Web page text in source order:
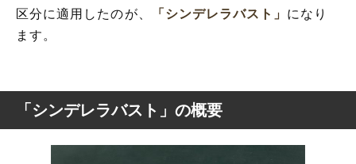
区分に適用したのが、
「シンデレラバスト」 になり
ます。
「シンデレラバスト」の概要